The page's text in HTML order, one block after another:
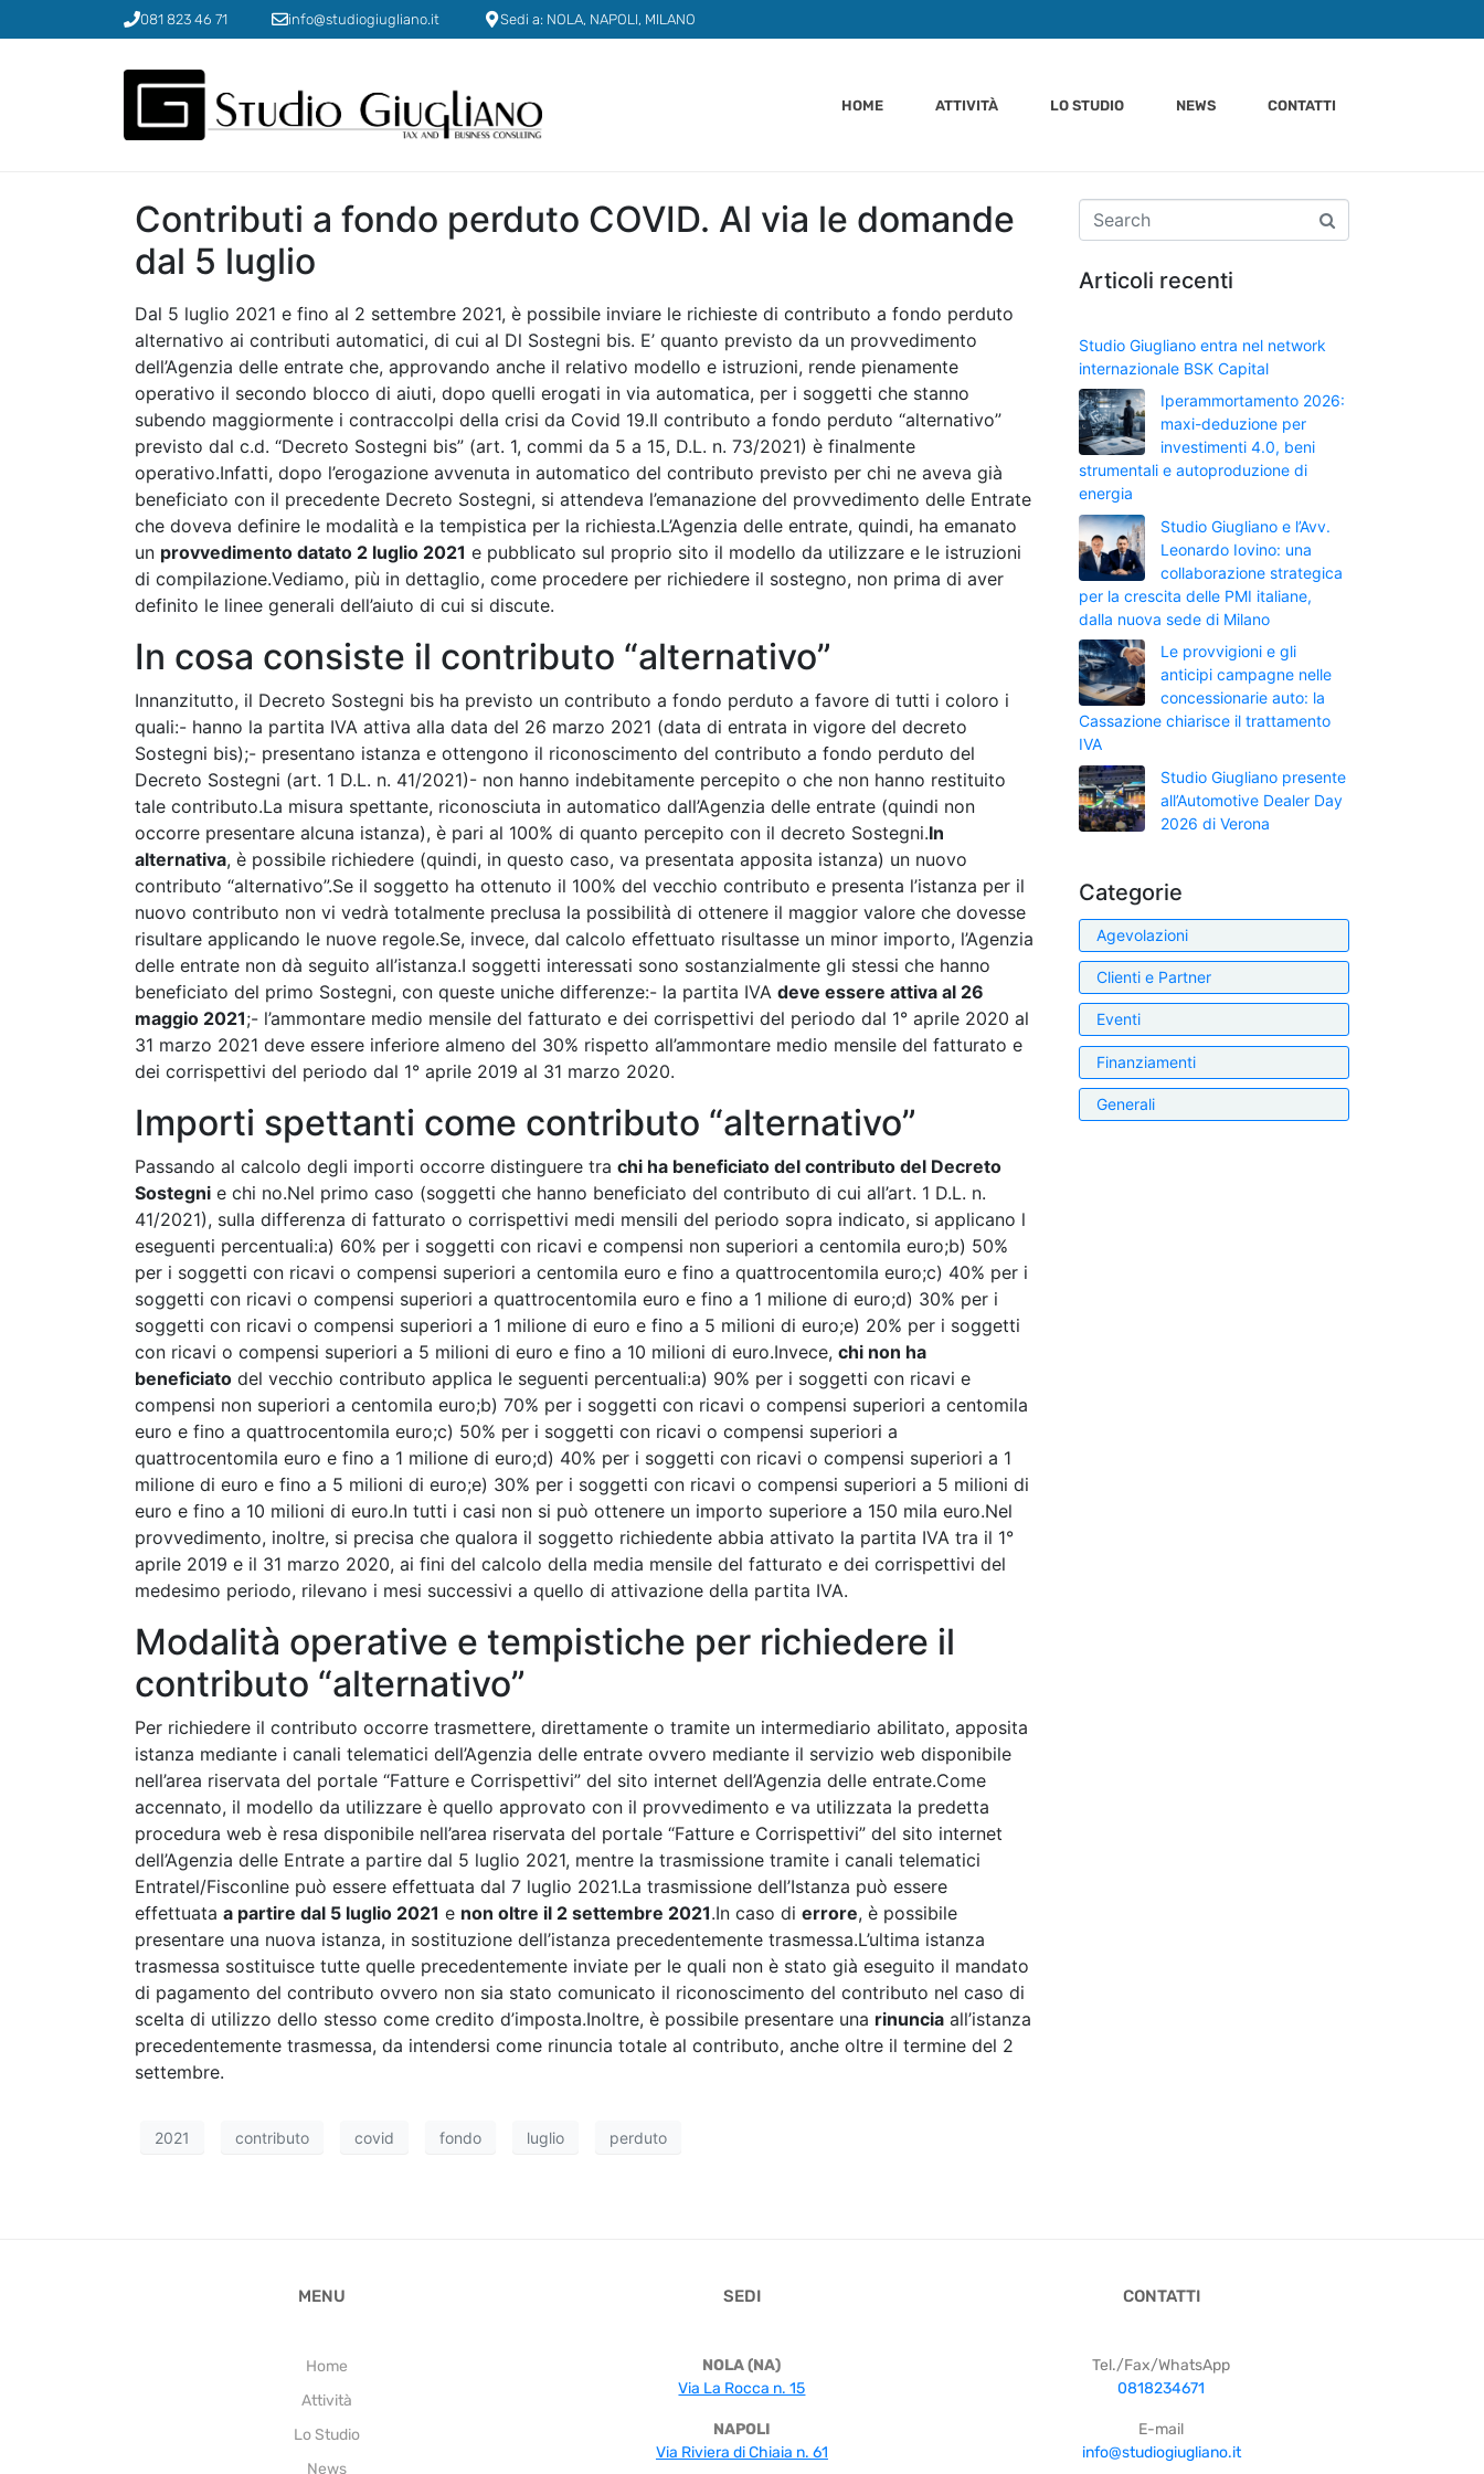
081 823 46 71 info@studiogiugliano.it Sedi a: NOLA, NAPOLI, MILANO
HOME ATTIVITÀ LO STUDIO NEWS CONTATTI
Contributi a fondo perduto COVID. Al via le domande
dal 5 luglio
Dal 5 luglio 2021 e fino al 2 settembre 2021, è possibile inviare le richieste di contributo a fondo perduto
alternativo ai contributi automatici, di cui al Dl Sostegni bis. E’ quanto previsto da un provvedimento
dell’Agenzia delle entrate che, approvando anche il relativo modello e istruzioni, rende pienamente
operativo il secondo blocco di aiuti, dopo quelli erogati in via automatica, per i soggetti che stanno
subendo maggiormente i contraccolpi della crisi da Covid 19.Il contributo a fondo perduto “alternativo”
previsto dal c.d. “Decreto Sostegni bis” (art. 1, commi da 5 a 15, D.L. n. 73/2021) è finalmente
operativo.Infatti, dopo l’erogazione avvenuta in automatico del contributo previsto per chi ne aveva già
beneficiato con il precedente Decreto Sostegni, si attendeva l’emanazione del provvedimento delle Entrate
che doveva definire le modalità e la tempistica per la richiesta.L’Agenzia delle entrate, quindi, ha emanato
un provvedimento datato 2 luglio 2021 e pubblicato sul proprio sito il modello da utilizzare e le istruzioni
di compilazione.Vediamo, più in dettaglio, come procedere per richiedere il sostegno, non prima di aver
definito le linee generali dell’aiuto di cui si discute.
In cosa consiste il contributo “alternativo”
Innanzitutto, il Decreto Sostegni bis ha previsto un contributo a fondo perduto a favore di tutti i coloro i
quali:- hanno la partita IVA attiva alla data del 26 marzo 2021 (data di entrata in vigore del decreto
Sostegni bis);- presentano istanza e ottengono il riconoscimento del contributo a fondo perduto del
Decreto Sostegni (art. 1 D.L. n. 41/2021)- non hanno indebitamente percepito o che non hanno restituito
tale contributo.La misura spettante, riconosciuta in automatico dall’Agenzia delle entrate (quindi non
occorre presentare alcuna istanza), è pari al 100% di quanto percepito con il decreto Sostegni.In
alternativa, è possibile richiedere (quindi, in questo caso, va presentata apposita istanza) un nuovo
contributo “alternativo”.Se il soggetto ha ottenuto il 100% del vecchio contributo e presenta l’istanza per il
nuovo contributo non vi vedrà totalmente preclusa la possibilità di ottenere il maggior valore che dovesse
risultare applicando le nuove regole.Se, invece, dal calcolo effettuato risultasse un minor importo, l’Agenzia
delle entrate non dà seguito all’istanza.I soggetti interessati sono sostanzialmente gli stessi che hanno
beneficiato del primo Sostegni, con queste uniche differenze:- la partita IVA deve essere attiva al 26
maggio 2021;- l’ammontare medio mensile del fatturato e dei corrispettivi del periodo dal 1° aprile 2020 al
31 marzo 2021 deve essere inferiore almeno del 30% rispetto all’ammontare medio mensile del fatturato e
dei corrispettivi del periodo dal 1° aprile 2019 al 31 marzo 2020.
Importi spettanti come contributo “alternativo”
Passando al calcolo degli importi occorre distinguere tra chi ha beneficiato del contributo del Decreto
Sostegni e chi no.Nel primo caso (soggetti che hanno beneficiato del contributo di cui all’art. 1 D.L. n.
41/2021), sulla differenza di fatturato o corrispettivi medi mensili del periodo sopra indicato, si applicano l
eseguenti percentuali:a) 60% per i soggetti con ricavi e compensi non superiori a centomila euro;b) 50%
per i soggetti con ricavi o compensi superiori a centomila euro e fino a quattrocentomila euro;c) 40% per i
soggetti con ricavi o compensi superiori a quattrocentomila euro e fino a 1 milione di euro;d) 30% per i
soggetti con ricavi o compensi superiori a 1 milione di euro e fino a 5 milioni di euro;e) 20% per i soggetti
con ricavi o compensi superiori a 5 milioni di euro e fino a 10 milioni di euro.Invece, chi non ha
beneficiato del vecchio contributo applica le seguenti percentuali:a) 90% per i soggetti con ricavi e
compensi non superiori a centomila euro;b) 70% per i soggetti con ricavi o compensi superiori a centomila
euro e fino a quattrocentomila euro;c) 50% per i soggetti con ricavi o compensi superiori a
quattrocentomila euro e fino a 1 milione di euro;d) 40% per i soggetti con ricavi o compensi superiori a 1
milione di euro e fino a 5 milioni di euro;e) 30% per i soggetti con ricavi o compensi superiori a 5 milioni di
euro e fino a 10 milioni di euro.In tutti i casi non si può ottenere un importo superiore a 150 mila euro.Nel
provvedimento, inoltre, si precisa che qualora il soggetto richiedente abbia attivato la partita IVA tra il 1°
aprile 2019 e il 31 marzo 2020, ai fini del calcolo della media mensile del fatturato e dei corrispettivi del
medesimo periodo, rilevano i mesi successivi a quello di attivazione della partita IVA.
Modalità operative e tempistiche per richiedere il
contributo “alternativo”
Per richiedere il contributo occorre trasmettere, direttamente o tramite un intermediario abilitato, apposita
istanza mediante i canali telematici dell’Agenzia delle entrate ovvero mediante il servizio web disponibile
nell’area riservata del portale “Fatture e Corrispettivi” del sito internet dell’Agenzia delle entrate.Come
accennato, il modello da utilizzare è quello approvato con il provvedimento e va utilizzata la predetta
procedura web è resa disponibile nell’area riservata del portale “Fatture e Corrispettivi” del sito internet
dell’Agenzia delle Entrate a partire dal 5 luglio 2021, mentre la trasmissione tramite i canali telematici
Entratel/Fisconline può essere effettuata dal 7 luglio 2021.La trasmissione dell’Istanza può essere
effettuata a partire dal 5 luglio 2021 e non oltre il 2 settembre 2021.In caso di errore, è possibile
presentare una nuova istanza, in sostituzione dell’istanza precedentemente trasmessa.L’ultima istanza
trasmessa sostituisce tutte quelle precedentemente inviate per le quali non è stato già eseguito il mandato
di pagamento del contributo ovvero non sia stato comunicato il riconoscimento del contributo nel caso di
scelta di utilizzo dello stesso come credito d’imposta.Inoltre, è possibile presentare una rinuncia all’istanza
precedentemente trasmessa, da intendersi come rinuncia totale al contributo, anche oltre il termine del 2
settembre.
2021 contributo covid fondo luglio perduto
Articoli recenti
Studio Giugliano entra nel network
internazionale BSK Capital
Iperammortamento 2026:
maxi-deduzione per
investimenti 4.0, beni
strumentali e autoproduzione di
energia
Studio Giugliano e l’Avv.
Leonardo Iovino: una
collaborazione strategica
per la crescita delle PMI italiane,
dalla nuova sede di Milano
Le provvigioni e gli
anticipi campagne nelle
concessionarie auto: la
Cassazione chiarisce il trattamento
IVA
Studio Giugliano presente
all’Automotive Dealer Day
2026 di Verona
Categorie
Agevolazioni
Clienti e Partner
Eventi
Finanziamenti
Generali
MENU
Home
Attività
Lo Studio
News
SEDI
NOLA (NA)
Via La Rocca n. 15
NAPOLI
Via Riviera di Chiaia n. 61
CONTATTI
Tel./Fax/WhatsApp
0818234671
E-mail
info@studiogiugliano.it